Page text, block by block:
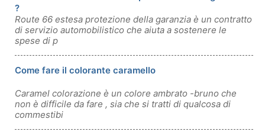
?
Route 66 estesa protezione della garanzia è un contratto
di servizio automobilistico che aiuta a sostenere le
spese di p
Come fare il colorante caramello
Caramel colorazione è un colore ambrato -bruno che
non è difficile da fare , sia che si tratti di qualcosa di
commestibi